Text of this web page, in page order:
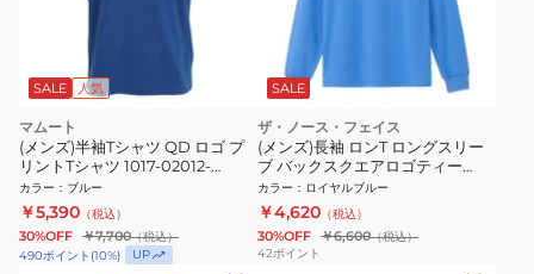
SALE 人気
マムート
(メンズ)半袖Tシャツ QD ロゴ プ
リントTシャツ 1017-02012-
50667
カラー ： ブルー
￥5,390 （税込）
30%OFF ￥7,700（税込）
490ポイント (10%) UP
SALE
ザ・ノース・フェイス
(メンズ)長袖 ロンT ロングスリー
ブ バックスクエアロゴティー
NT32442 MM
カラー ： ロイヤルブルー
￥4,620 （税込）
30%OFF ￥6,600（税込）
42ポイント